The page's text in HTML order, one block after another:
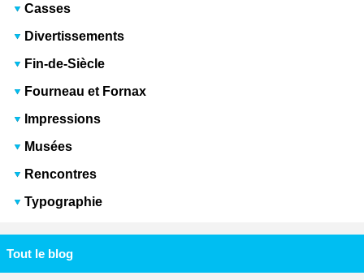
Casses
Divertissements
Fin-de-Siècle
Fourneau et Fornax
Impressions
Musées
Rencontres
Typographie
Tout le blog